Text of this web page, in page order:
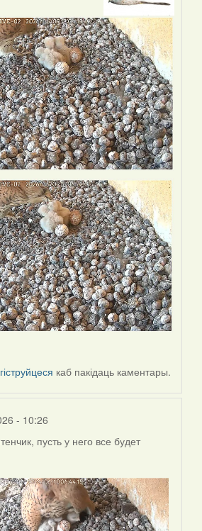
каб пакідаць каментары.
- 10:26
пусть у него все будет